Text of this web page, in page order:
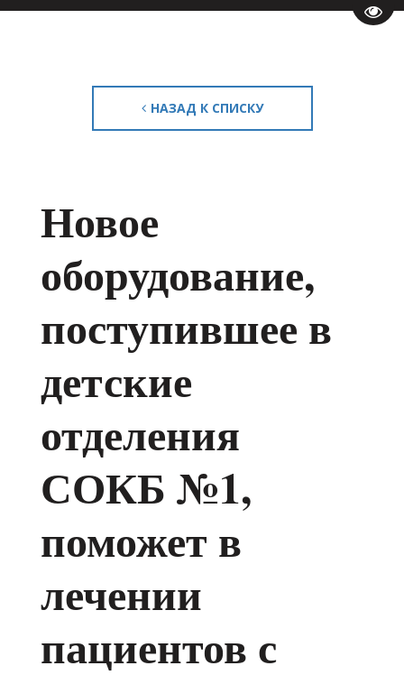
НАЗАД К СПИСКУ
Новое
оборудование,
поступившее в
детские
отделения
СОКБ №1,
поможет в
лечении
пациентов с